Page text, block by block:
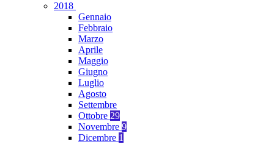
2018
Gennaio
Febbraio
Marzo
Aprile
Maggio
Giugno
Luglio
Agosto
Settembre
Ottobre 29
Novembre 9
Dicembre 1